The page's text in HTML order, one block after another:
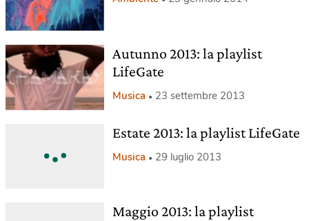
Autunno 2013: la playlist
LifeGate
Musica 23 settembre 2013
Estate 2013: la playlist LifeGate
Musica 29 luglio 2013
Maggio 2013: la playlist